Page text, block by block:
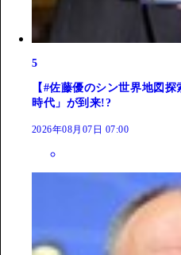
5
【#佐藤優のシン世界地図
時代」が到来!?
2026年08月07日 07:00